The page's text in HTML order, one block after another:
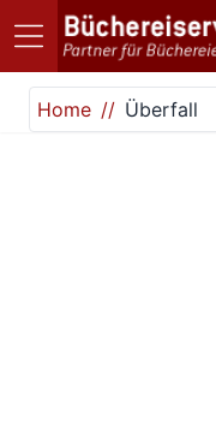
Direkt zum Inhalt
Home
Überfall